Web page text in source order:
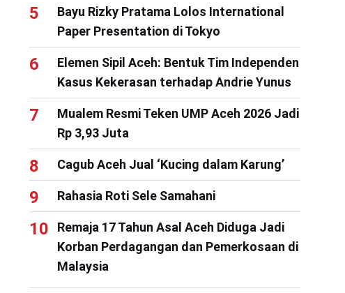
Bayu Rizky Pratama Lolos International
Paper Presentation di Tokyo
Elemen Sipil Aceh: Bentuk Tim Independen
Kasus Kekerasan terhadap Andrie Yunus
Mualem Resmi Teken UMP Aceh 2026 Jadi
Rp 3,93 Juta
Cagub Aceh Jual ‘Kucing dalam Karung’
Rahasia Roti Sele Samahani
Remaja 17 Tahun Asal Aceh Diduga Jadi
Korban Perdagangan dan Pemerkosaan di
Malaysia